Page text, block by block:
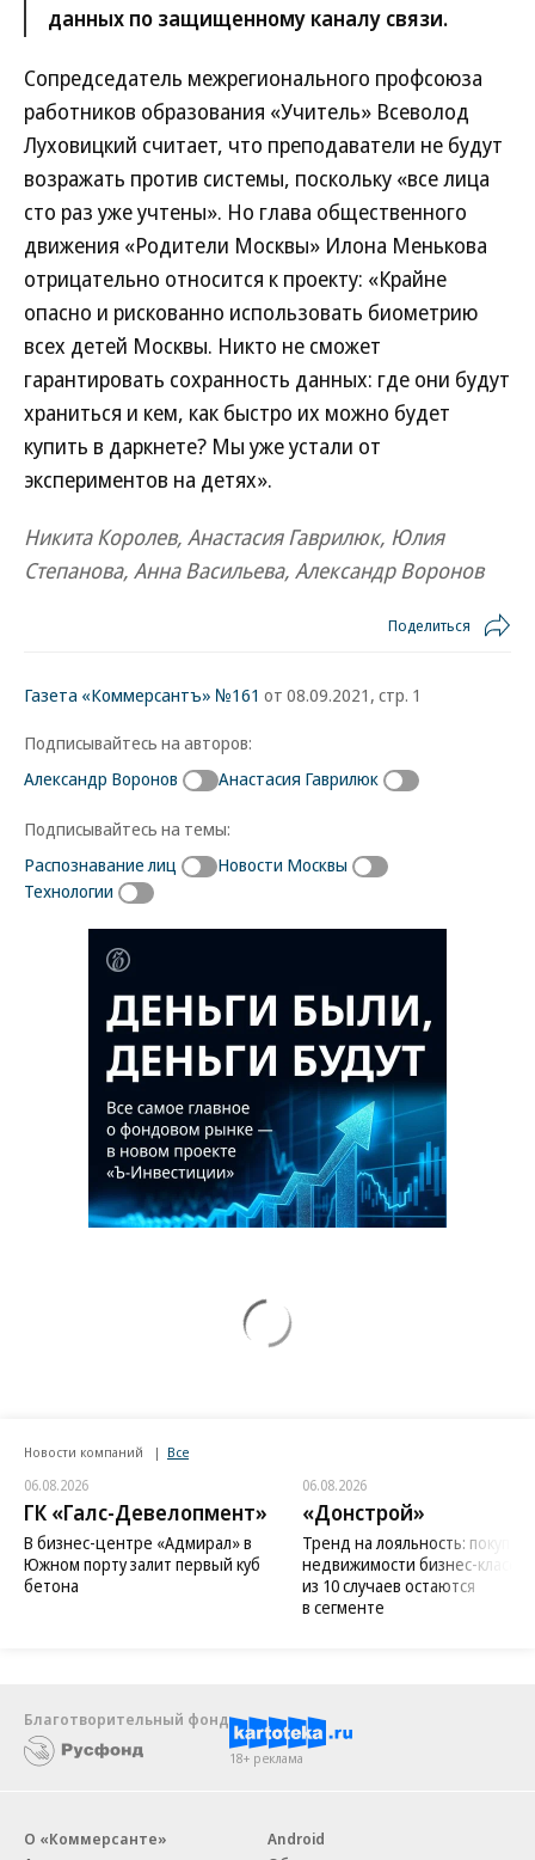
данных по защищенному каналу связи.
Сопредседатель межрегионального профсоюза
работников образования «Учитель» Всеволод
Луховицкий считает, что преподаватели не будут
возражать против системы, поскольку «все лица
сто раз уже учтены». Но глава общественного
движения «Родители Москвы» Илона Менькова
отрицательно относится к проекту: «Крайне
опасно и рискованно использовать биометрию
всех детей Москвы. Никто не сможет
гарантировать сохранность данных: где они будут
храниться и кем, как быстро их можно будет
купить в даркнете? Мы уже устали от
экспериментов на детях».
Никита Королев, Анастасия Гаврилюк, Юлия
Степанова, Анна Васильева, Александр Воронов
Поделиться
Газета «Коммерсантъ» №161 от 08.09.2021, стр. 1
Подписывайтесь на авторов:
Александр Воронов
Анастасия Гаврилюк
Подписывайтесь на темы:
Распознавание лиц
Новости Москвы
Технологии
Новости компаний Все
06.08.2026
ГК «Галс-Девелопмент»
В бизнес-центре «Адмирал» в
Южном порту залит первый куб
бетона
06.08.2026
«Донстрой»
Тренд на лояльность:
недвижимости бизнес-класса
из 10 случаев остаются
в сегменте
Благотворительный фонд
18+ реклама
О «Коммерсанте»
Android